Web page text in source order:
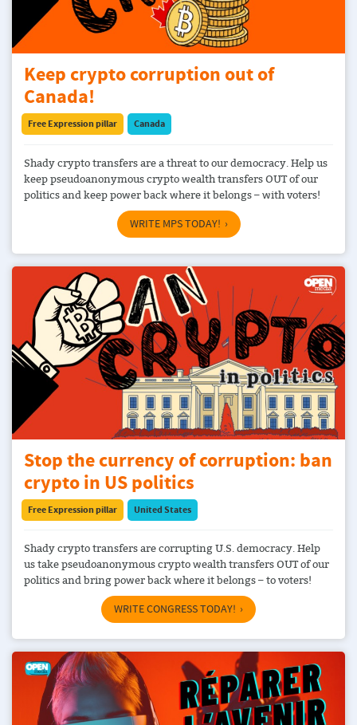
Keep crypto corruption out of
Canada!
Free Expression pillar Canada
Shady crypto transfers are a threat to our democracy. Help us
keep pseudoanonymous crypto wealth transfers OUT of our
politics and keep power back where it belongs – with voters!
WRITE MPS TODAY!
Stop the currency of corruption: ban
crypto in US politics
Free Expression pillar United States
Shady crypto transfers are corrupting U.S. democracy. Help
us take pseudoanonymous crypto wealth transfers OUT of our
politics and bring power back where it belongs – to voters!
WRITE CONGRESS TODAY!